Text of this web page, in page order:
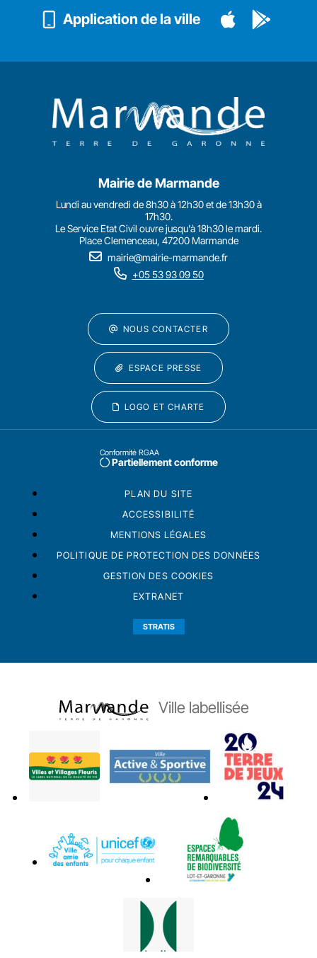
Application de la ville
Mairie de Marmande
Lundi au vendredi de 8h30 à 12h30 et de 13h30 à
17h30.
Le Service Etat Civil ouvre jusqu'à 18h30 le mardi.
Place Clemenceau, 47200 Marmande
mairie@mairie-marmande.fr
+05 53 93 09 50
NOUS CONTACTER
ESPACE PRESSE
LOGO ET CHARTE
Conformité RGAA
Partiellement conforme
PLAN DU SITE
ACCESSIBILITÉ
MENTIONS LÉGALES
POLITIQUE DE PROTECTION DES DONNÉES
GESTION DES COOKIES
EXTRANET
STRATIS
Ville labellisée